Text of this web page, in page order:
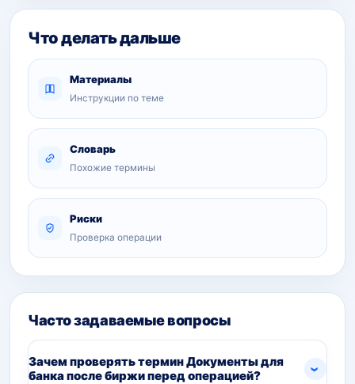
Что делать дальше
Материалы
Инструкции по теме
Словарь
Похожие термины
Риски
Проверка операции
Часто задаваемые вопросы
Зачем проверять термин Документы для
банка после биржи перед операцией?